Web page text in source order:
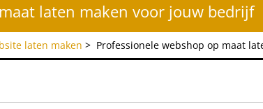
laten maken voor jouw bedrijf
laten maken > Professionele webshop op maat